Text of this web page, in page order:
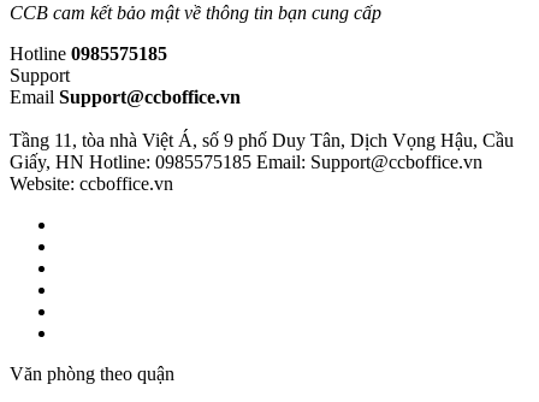
CCB cam kết bảo mật về thông tin bạn cung cấp
Hotline 0985575185
Support
Email Support@ccboffice.vn
Tầng 11, tòa nhà Việt Á, số 9 phố Duy Tân, Dịch Vọng Hậu, Cầu
Giấy, HN Hotline: 0985575185 Email: Support@ccboffice.vn
Website: ccboffice.vn
Văn phòng theo quận